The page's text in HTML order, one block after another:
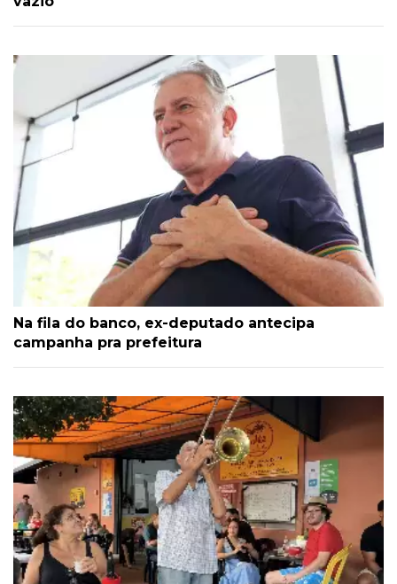
Na fila do banco, ex-deputado antecipa
campanha pra prefeitura